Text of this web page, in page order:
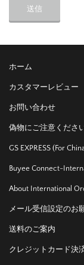
ホーム
カスタマーレビュー
お問い合わせ
偽物にご注意くださ
GS EXPRESS (For
Buyee Connect-
About International
メール受信設定のお
送料のご案内
クレジットカード決